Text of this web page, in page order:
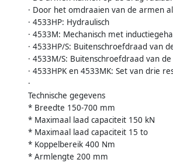
· Door het omdraaien van de armen
· 4533HP: Hydraulisch
· 4533M: Mechanisch met
· 4533HP/S: Buitenschroefdraad van
· 4533M/S: Buitenschroefdraad van
· 4533HPK en 4533MK: Set van drie
·
Technische gegevens
* Breedte 150-700 mm
* Maximaal laad capaciteit 150 kN
* Maximaal laad capaciteit 15 to
* Koppelbereik 400 Nm
* Armlengte 200 mm